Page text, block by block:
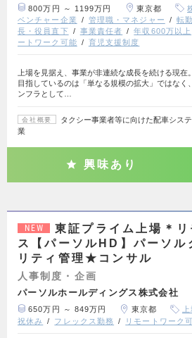
800万円 ～ 1199万円 東京都
ベンチャー企業
管理職・マネジャー 転
長・役員直下
事業責任者 年収600万以上
ートワーク可能
育児支援制度
上場を見据え、事業が非連続な成長を続ける現在
目指しているのは「単なる規模の拡大」ではなく
ンフラとして…
会社概要
タクシー事業者等に向けた配車シス
業
興味あり
NEW
東証プライム上場＊
ス【パーソルHD】パーソル
リティ管理★コンサル
人事制度・企画
パーソルホールディングス株式会社
650万円 ～ 849万円 東京都
祝休み
フレックス勤務 リモートワーク